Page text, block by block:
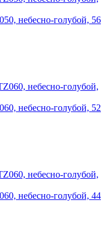
небесно-голубой, 56
небесно-голубой, 52
небесно-голубой, 44